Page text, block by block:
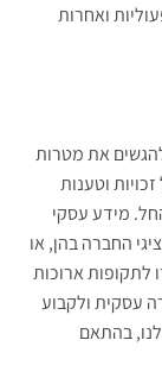
ואחרות
את מטרות
וטענות
מידע עסקי
החברה בהן, או
לתקופות ארוכות
עסקית ולקבוע
בהתאם